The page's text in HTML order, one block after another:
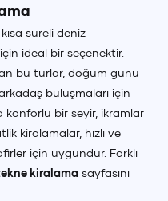
kısa süreli deniz
ideal bir seçenektir.
bu turlar, doğum günü
buluşmaları için
bir seyir, ikramlar
kiralamalar, hızlı ve
için uygundur. Farklı
kiralama sayfasını